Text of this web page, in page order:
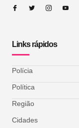
Links rápidos
Polícia
Política
Região
Cidades